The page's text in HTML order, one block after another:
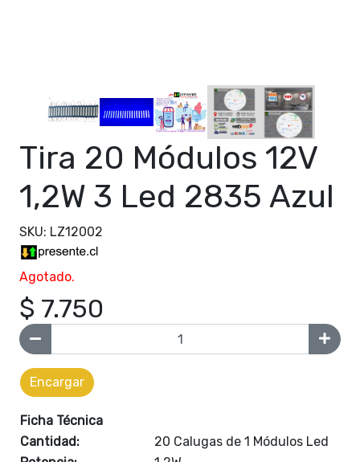
Tira 20 Módulos 12V
1,2W 3 Led 2835 Azul
SKU: LZ12002
Agotado.
$ 7.750
Encargar
Ficha Técnica
Cantidad:
20 Calugas de 1 Módulos Led